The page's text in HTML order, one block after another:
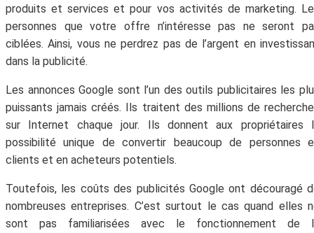
produits et services et pour vos activités de marketing.
personnes que votre offre n’intéresse pas ne seront
ciblées. Ainsi, vous ne perdrez pas de l’argent en
dans la publicité.
Les annonces Google sont l’un des outils publicitaires les
puissants jamais créés. Ils traitent des millions de
sur Internet chaque jour. Ils donnent aux propriétaires
possibilité unique de convertir beaucoup de personnes
clients et en acheteurs potentiels.
Toutefois, les coûts des publicités Google ont découragé
nombreuses entreprises. C’est surtout le cas quand elles
sont pas familiarisées avec le fonctionnement de